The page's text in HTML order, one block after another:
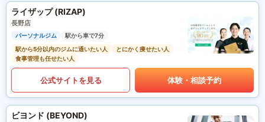
ライザップ (RIZAP)
長野店
パーソナルジム
駅から車で7分
駅から5分以内のジムに通いたい人
とにかく痩せたい人
食事管理も任せたい人
公式サイトを見る 体験・相談予約
ビヨンド (BEYOND)